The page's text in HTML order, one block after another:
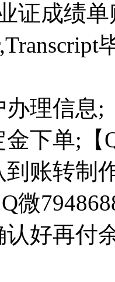
证成绩单
理信息;
下单;【
到账转制
微
认好再付